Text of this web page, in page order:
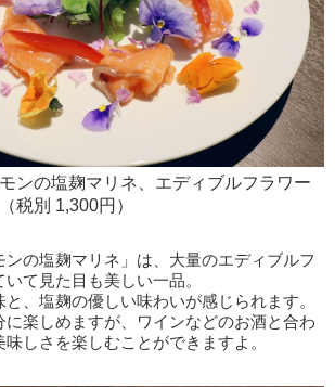
ンの塩麹マリネ、エディブルフラワー
税別 1,300円）
ンの塩麹マリネ」は、大量のエディブルフ
て見た目も美しい一品。
、塩麹の優しい味わいが感じられます。
に楽しめますが、ワインなどのお酒と合わ
しさを楽しむことができますよ。